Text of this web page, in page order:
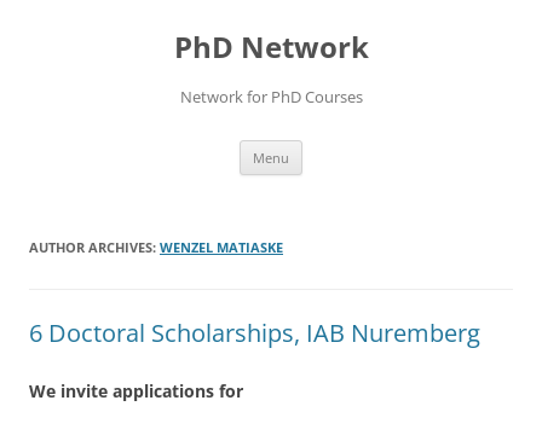
PhD Network
Network for PhD Courses
Menu
AUTHOR ARCHIVES: WENZEL MATIASKE
6 Doctoral Scholarships, IAB Nuremberg
We invite applications for